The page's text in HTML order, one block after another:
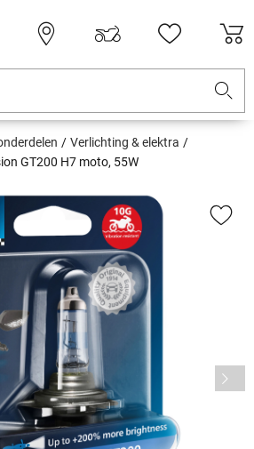
Verlichting & elektra
GT200 H7 moto, 55W